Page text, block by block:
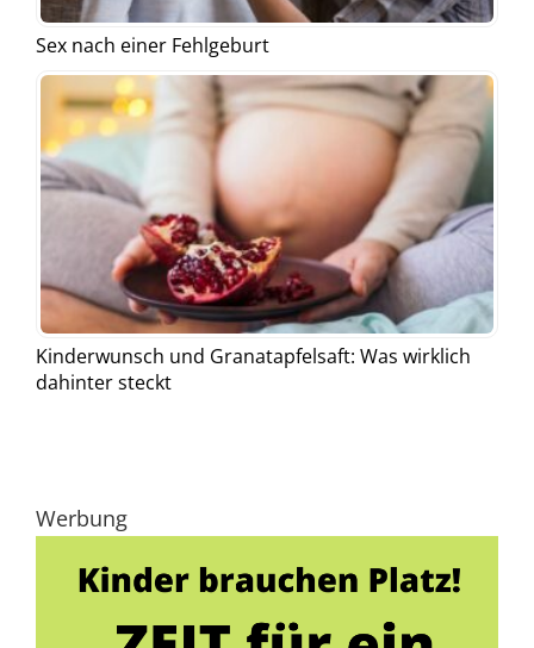
Sex nach einer Fehlgeburt
Kinderwunsch und Granatapfelsaft: Was wirklich
dahinter steckt
Werbung